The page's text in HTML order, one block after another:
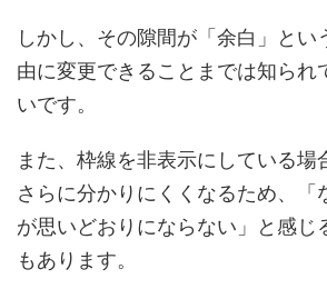
しかし、その隙間が「余白」とい
由に変更できることまでは知られ
いです。
また、枠線を非表示にしている場
さらに分かりにくくなるため、「
が思いどおりにならない」と感じ
もあります。